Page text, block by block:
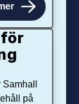
Samhall
på